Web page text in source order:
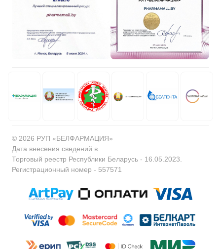
© 2026 РУП «БЕЛФАРМАЦИЯ»
Дата внесения сведений в
Торговый реестр Республики Беларусь - 16.05.2023.
Регистрационный номер - 557571